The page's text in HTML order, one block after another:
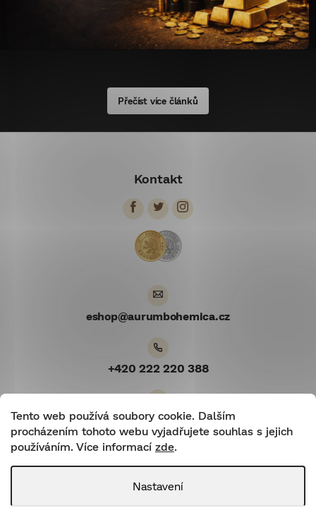
Tento web používá soubory cookie. Dalším
procházením tohoto webu vyjadřujete souhlas s jejich
používáním. Více informací zde.
Nastavení
Přečíst více článků
Kontakt
eshop@aurumbohemica.cz
+420 222 220 388
Youtube